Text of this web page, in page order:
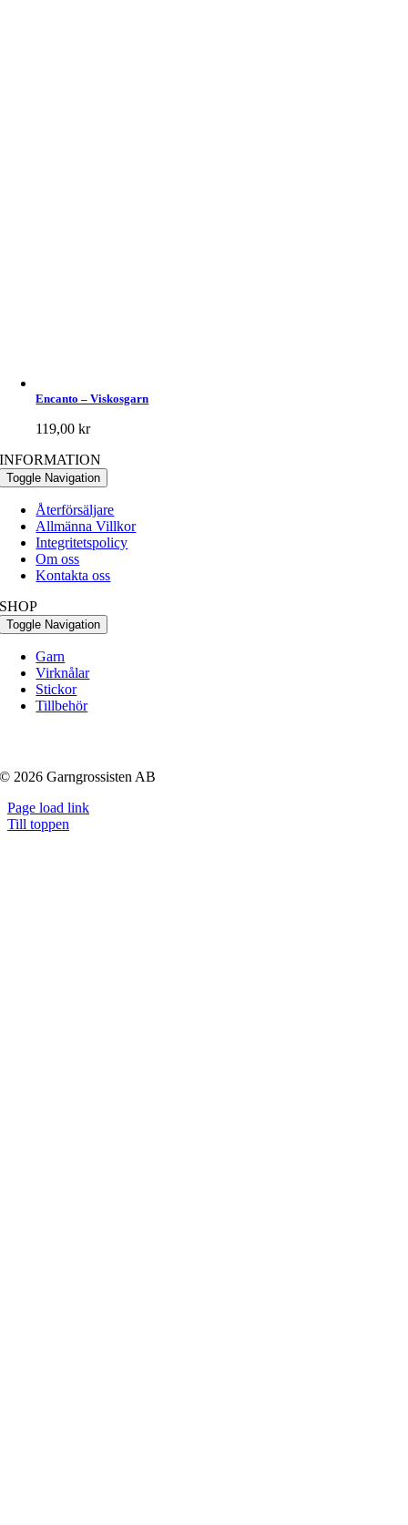
Encanto – Viskosgarn
119,00kr
INFORMATION
Toggle Navigation
Återförsäljare
Allmänna Villkor
Integritetspolicy
Om oss
Kontakta oss
SHOP
Toggle Navigation
Garn
Virknålar
Stickor
Tillbehör
© 2026 Garngrossisten AB
Page load link
Till toppen